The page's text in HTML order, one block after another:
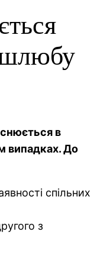
в
випадках. До
спільних
з